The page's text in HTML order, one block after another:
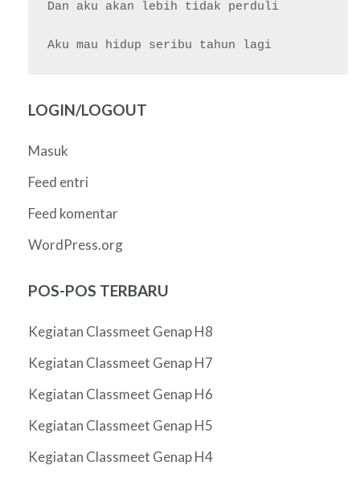
Dan aku akan lebih tidak perduli
LOGIN/LOGOUT
Masuk
Feed entri
Feed komentar
WordPress.org
POS-POS TERBARU
Kegiatan Classmeet Genap H8
Kegiatan Classmeet Genap H7
Kegiatan Classmeet Genap H6
Kegiatan Classmeet Genap H5
Kegiatan Classmeet Genap H4